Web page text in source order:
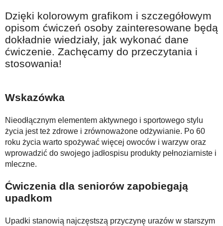
Dzięki kolorowym grafikom i szczegółowym
opisom ćwiczeń osoby zainteresowane będą
dokładnie wiedziały, jak wykonać dane
ćwiczenie. Zachęcamy do przeczytania i
stosowania!
Wskazówka
Nieodłącznym elementem aktywnego i sportowego stylu
życia jest też zdrowe i zrównoważone odżywianie. Po 60
roku życia warto spożywać więcej owoców i warzyw oraz
wprowadzić do swojego jadłospisu produkty pełnoziarniste i
mleczne.
Ćwi­cze­nia dla se­nio­rów za­po­bie­ga­ją
upad­kom
Upadki stanowią najczęstszą przyczynę urazów w starszym